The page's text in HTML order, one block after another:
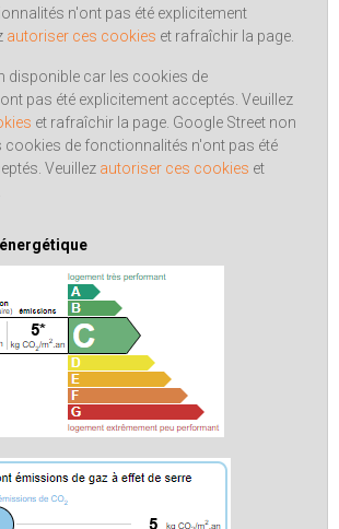
n'ont pas été explicitement
autoriser ces cookies et rafraîchir la page.
disponible car les cookies de
pas été explicitement acceptés. Veuillez
et rafraîchir la page. Google Street non
cookies de fonctionnalités n'ont pas été
Veuillez autoriser ces cookies et